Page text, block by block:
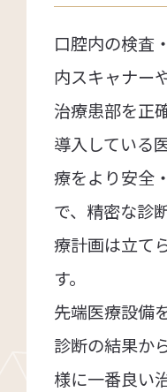
口腔内の検査
内スキャナー
治療患部を正
導入している
療をより安全
で、精密な診
療計画は立て
す。
先端医療設備
診断の結果か
様に一番良い